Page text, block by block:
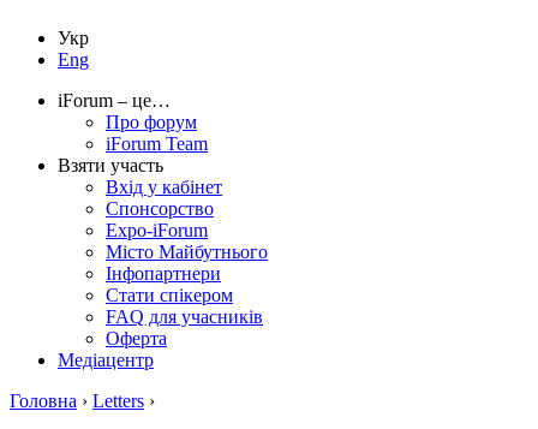
Укр
Eng
iForum – це…
Про форум
iForum Team
Взяти участь
Вхід у кабінет
Спонсорство
Expo-iForum
Місто Майбутнього
Інфопартнери
Стати спікером
FAQ для учасників
Оферта
Медіацентр
Головна › Letters ›